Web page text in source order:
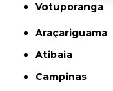
Votuporanga
Araçariguama
Atibaia
Campinas